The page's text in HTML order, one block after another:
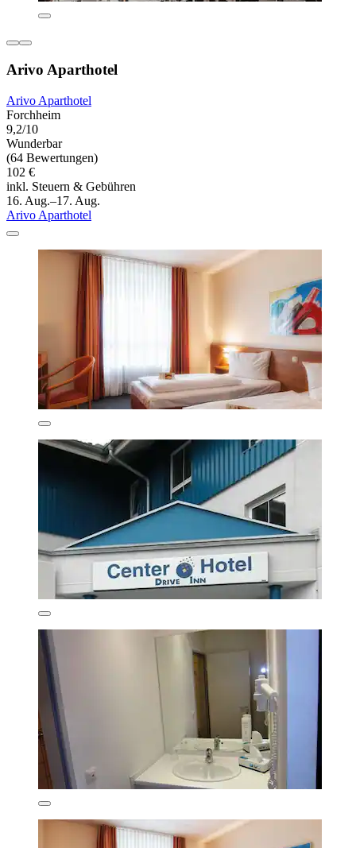
Arivo Aparthotel
Arivo Aparthotel
Forchheim
9,2/10
Wunderbar
(64 Bewertungen)
102 €
inkl. Steuern & Gebühren
16. Aug.–17. Aug.
Arivo Aparthotel